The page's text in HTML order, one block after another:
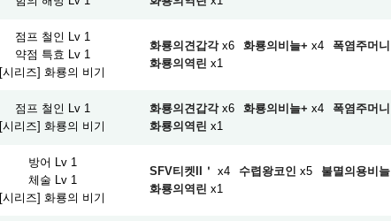
점프 철인 Lv 1
약점 특효 Lv 1
[시리즈] 화룡의 비기
화룡의견갑각x6 화룡의비늘+ x4 폭염주머니
화룡의역린 x1
점프 철인 Lv 1
[시리즈] 화룡의 비기
화룡의견갑각x6 화룡의비늘+ x4 폭염주머니
화룡의역린 x1
방어 Lv 1
체술 Lv 1
[시리즈] 화룡의 비기
SFV티켓II＇ x4 수렵왕코인 x5 불멸의용비늘
화룡의역린 x1